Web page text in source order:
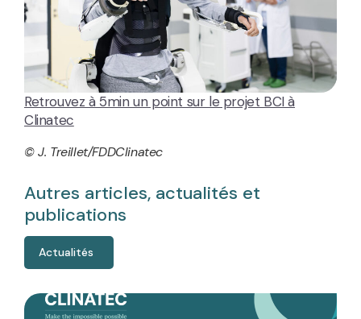
Retrouvez à 5min un point sur le projet BCI à
Clinatec
© J. Treillet/FDDClinatec
Autres articles, actualités et
publications
Actualités